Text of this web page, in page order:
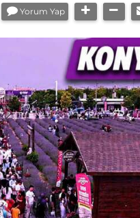
Yorum Yap